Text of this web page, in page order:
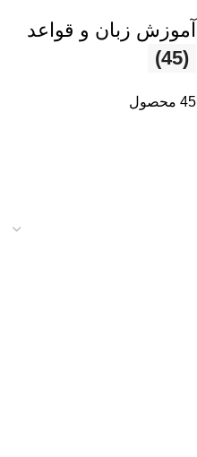
آموزش زبان و قواعد
(45)
45 محصول